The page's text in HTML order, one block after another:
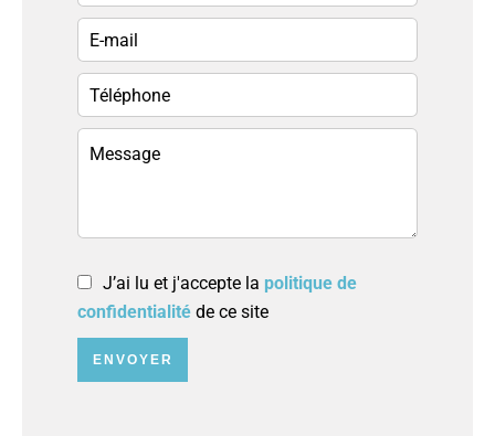
J’ai lu et j'accepte la politique de
confidentialité de ce site
ENVOYER